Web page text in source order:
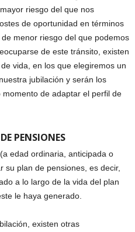
riesgo del que nos
de oportunidad en términos
menor riesgo del que podemos
de este tránsito, existen
vida, en los que elegiremos un
jubilación y serán los
de adaptar el perfil de
PENSIONES
edad ordinaria, anticipada o
su plan de pensiones, es decir,
a lo largo de la vida del plan
le haya generado.
existen otras